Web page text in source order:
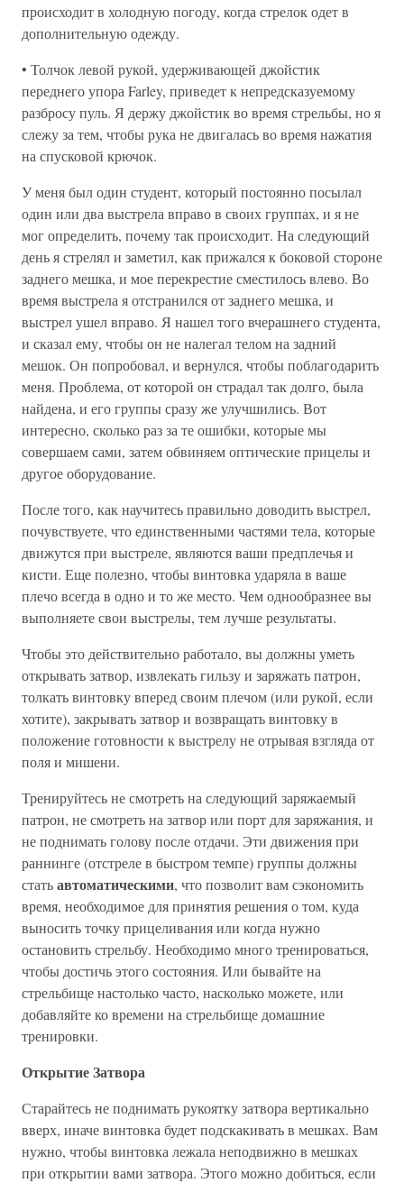
происходит в холодную погоду, когда стрелок одет в
дополнительную одежду.
• Толчок левой рукой, удерживающей джойстик
переднего упора Farley, приведет к непредсказуемому
разбросу пуль. Я держу джойстик во время стрельбы, но я
слежу за тем, чтобы рука не двигалась во время нажатия
на спусковой крючок.
У меня был один студент, который постоянно посылал
один или два выстрела вправо в своих группах, и я не
мог определить, почему так происходит. На следующий
день я стрелял и заметил, как прижался к боковой стороне
заднего мешка, и мое перекрестие сместилось влево. Во
время выстрела я отстранился от заднего мешка, и
выстрел ушел вправо. Я нашел того вчерашнего студента,
и сказал ему, чтобы он не налегал телом на задний
мешок. Он попробовал, и вернулся, чтобы поблагодарить
меня. Проблема, от которой он страдал так долго, была
найдена, и его группы сразу же улучшились. Вот
интересно, сколько раз за те ошибки, которые мы
совершаем сами, затем обвиняем оптические прицелы и
другое оборудование.
После того, как научитесь правильно доводить выстрел,
почувствуете, что единственными частями тела, которые
движутся при выстреле, являются ваши предплечья и
кисти. Еще полезно, чтобы винтовка ударяла в ваше
плечо всегда в одно и то же место. Чем однообразнее вы
выполняете свои выстрелы, тем лучше результаты.
Чтобы это действительно работало, вы должны уметь
открывать затвор, извлекать гильзу и заряжать патрон,
толкать винтовку вперед своим плечом (или рукой, если
хотите), закрывать затвор и возвращать винтовку в
положение готовности к выстрелу не отрывая взгляда от
поля и мишени.
Тренируйтесь не смотреть на следующий заряжаемый
патрон, не смотреть на затвор или порт для заряжания, и
не поднимать голову после отдачи. Эти движения при
раннинге (отстреле в быстром темпе) группы должны
статьавтоматическими, что позволит вам сэкономить
время, необходимое для принятия решения о том, куда
выносить точку прицеливания или когда нужно
остановить стрельбу. Необходимо много тренироваться,
чтобы достичь этого состояния. Или бывайте на
стрельбище настолько часто, насколько можете, или
добавляйте ко времени на стрельбище домашние
тренировки.
Открытие Затвора
Старайтесь не поднимать рукоятку затвора вертикально
вверх, иначе винтовка будет подскакивать в мешках. Вам
нужно, чтобы винтовка лежала неподвижно в мешках
при открытии вами затвора. Этого можно добиться, если